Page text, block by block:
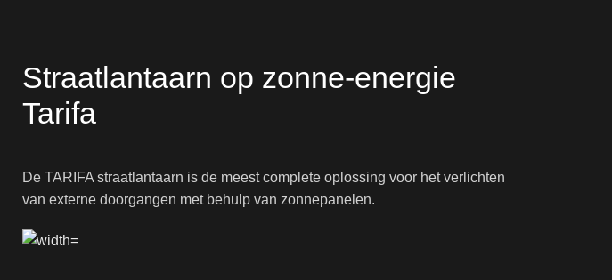
Straatlantaarn op zonne-energie
Tarifa
De TARIFA straatlantaarn is de meest complete oplossing voor het verlichten
van externe doorgangen met behulp van zonnepanelen.